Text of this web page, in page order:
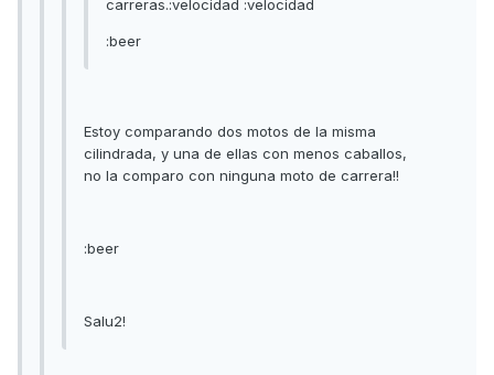
carreras.:velocidad :velocidad
:beer
Estoy comparando dos motos de la misma
cilindrada, y una de ellas con menos caballos,
no la comparo con ninguna moto de carrera!!
:beer
Salu2!